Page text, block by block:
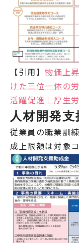
【引用】 物価上
けた三位一体の
活躍促進｜厚生
人材開発支
従業員の職業訓
成上限額は対象